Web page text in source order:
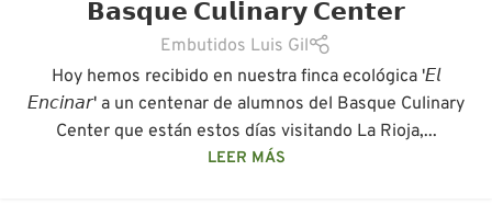
𝗕𝗮𝘀𝗾𝘂𝗲 𝗖𝘂𝗹𝗶𝗻𝗮𝗿𝘆 𝗖𝗲𝗻𝘁𝗲𝗿
Embutidos Luis Gil
Hoy hemos recibido en nuestra finca ecológica '𝘌𝘭
𝘌𝘯𝘤𝘪𝘯𝘢𝘳' a un centenar de alumnos del Basque Culinary
Center que están estos días visitando La Rioja,...
LEER MÁS